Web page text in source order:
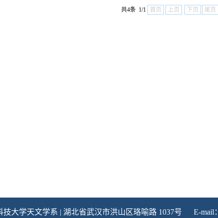
共4条 1/1 首页 上页 下页 尾页
技大学天文学系 | 湖北省武汉市洪山区珞喻路 1037号 E-mail：